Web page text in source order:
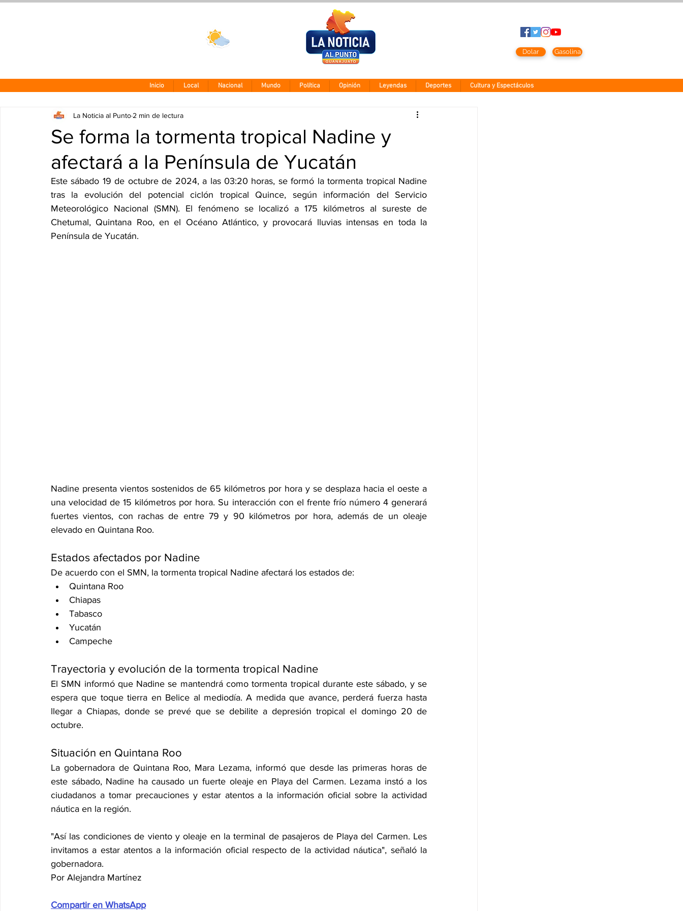
Dolar Gasolina
Inicio Local Nacional Mundo Política Opinión Leyendas Deportes Cultura y Espectáculos
Se forma la tormenta tropical Nadine y
afectará a la Península de Yucatán
La Noticia al Punto 2 min de lectura
Este sábado 19 de octubre de 2024, a las 03:20 horas, se formó la tormenta tropical Nadine
tras la evolución del potencial ciclón tropical Quince, según información del Servicio
Meteorológico Nacional (SMN). El fenómeno se localizó a 175 kilómetros al sureste de
Chetumal, Quintana Roo, en el Océano Atlántico, y provocará lluvias intensas en toda la
Península de Yucatán.
Nadine presenta vientos sostenidos de 65 kilómetros por hora y se desplaza hacia el oeste a
una velocidad de 15 kilómetros por hora. Su interacción con el frente frío número 4 generará
fuertes vientos, con rachas de entre 79 y 90 kilómetros por hora, además de un oleaje
elevado en Quintana Roo.
Estados afectados por Nadine
De acuerdo con el SMN, la tormenta tropical Nadine afectará los estados de:
Quintana Roo
Chiapas
Tabasco
Yucatán
Campeche
Trayectoria y evolución de la tormenta tropical Nadine
El SMN informó que Nadine se mantendrá como tormenta tropical durante este sábado, y se
espera que toque tierra en Belice al mediodía. A medida que avance, perderá fuerza hasta
llegar a Chiapas, donde se prevé que se debilite a depresión tropical el domingo 20 de
octubre.
Situación en Quintana Roo
La gobernadora de Quintana Roo, Mara Lezama, informó que desde las primeras horas de
este sábado, Nadine ha causado un fuerte oleaje en Playa del Carmen. Lezama instó a los
ciudadanos a tomar precauciones y estar atentos a la información oficial sobre la actividad
náutica en la región.
"Así las condiciones de viento y oleaje en la terminal de pasajeros de Playa del Carmen. Les
invitamos a estar atentos a la información oficial respecto de la actividad náutica", señaló la
gobernadora.
Por Alejandra Martínez
Compartir en WhatsApp